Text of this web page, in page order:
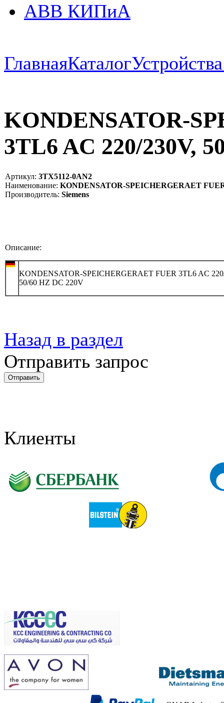
ABB КИПиА
ГлавнаяКаталог
KONDENSATOR-
3TL6 AC 220/230V,
Артикул: 3TX5112-0AN2
Наименование: KONDENSATOR-SPEICHERGERAET
Производитель: Siemens
Описание:
KONDENSATOR-SPEICHERGERAET FUER 3TL6 AC
50/60 HZ DC 220V
Назад в раздел
Отправить запрос
Клиенты